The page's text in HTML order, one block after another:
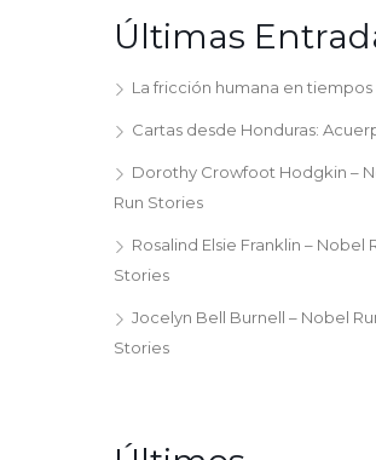
Últimas
La fricción humana en tiempos
Cartas desde Honduras:
Dorothy Crowfoot Hodgkin –
Run Stories
Rosalind Elsie Franklin – Nobel
Stories
Jocelyn Bell Burnell – Nobel
Stories